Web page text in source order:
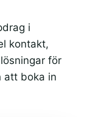
i
kontakt,
för
att boka in